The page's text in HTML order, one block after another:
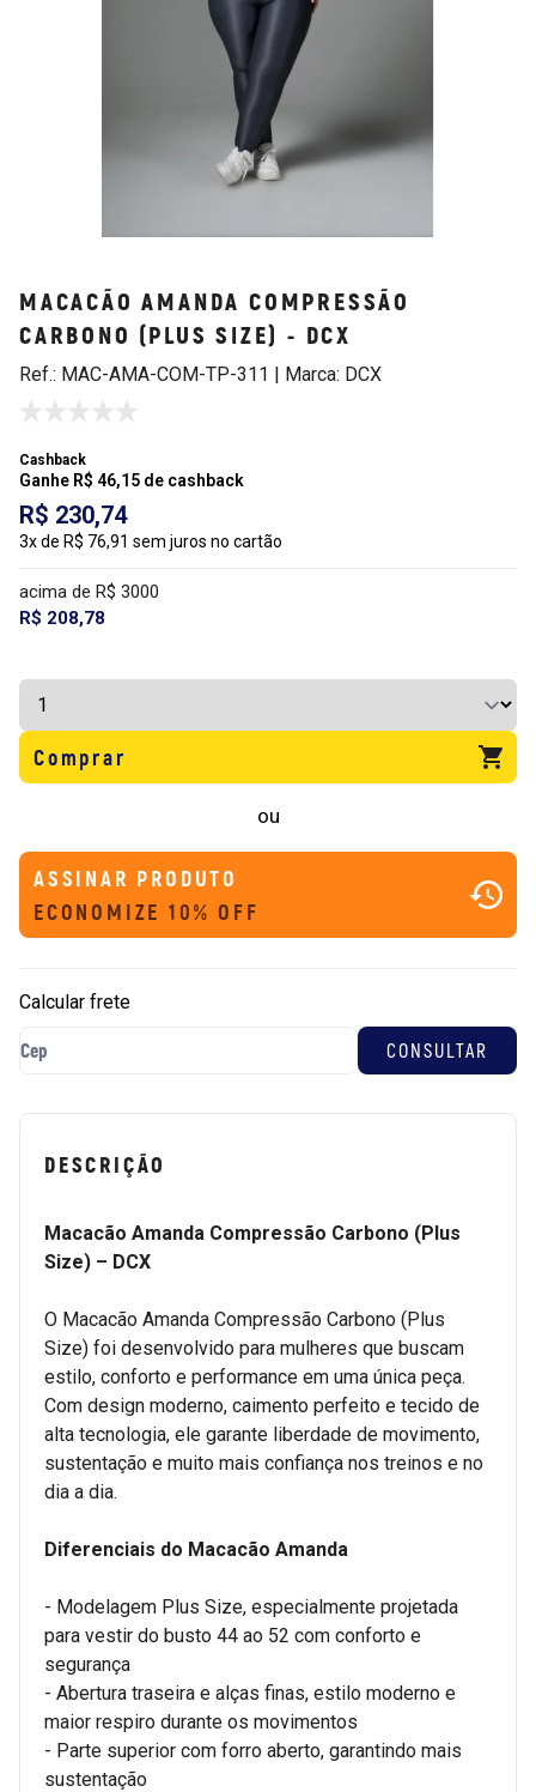
MACACÃO AMANDA COMPRESSÃO
CARBONO (PLUS SIZE) - DCX
Ref.: MAC-AMA-COM-TP-311 | Marca: DCX
Cashback
Ganhe R$ 46,15 de cashback
R$ 230,74
3x de R$ 76,91 sem juros no cartão
acima de R$ 3000
R$ 208,78
Comprar
ou
ASSINAR PRODUTO
ECONOMIZE 10% OFF
Calcular frete
DESCRIÇÃO
Macacão Amanda Compressão Carbono (Plus
Size) – DCX
O Macacão Amanda Compressão Carbono (Plus
Size) foi desenvolvido para mulheres que buscam
estilo, conforto e performance em uma única peça.
Com design moderno, caimento perfeito e tecido de
alta tecnologia, ele garante liberdade de movimento,
sustentação e muito mais confiança nos treinos e no
dia a dia.
Diferenciais do Macacão Amanda
- Modelagem Plus Size, especialmente projetada
para vestir do busto 44 ao 52 com conforto e
segurança
- Abertura traseira e alças finas, estilo moderno e
maior respiro durante os movimentos
- Parte superior com forro aberto, garantindo mais
sustentação